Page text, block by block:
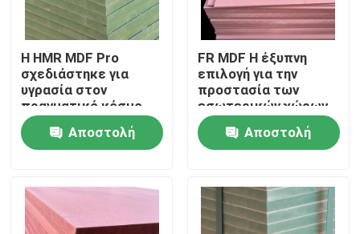
Σπίτι
Βίντεο
Η HMR MDF Pro
σχεδιάστηκε για
υγρασία στον
πραγματικό κόσμο
Αποστολή
FR MDF Η έξυπνη
επιλογή για την
προστασία των
εσωτερικών χώρων
από πυρκαγιά
Αποστολή